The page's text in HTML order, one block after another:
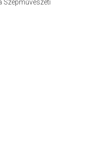
Szépművészeti